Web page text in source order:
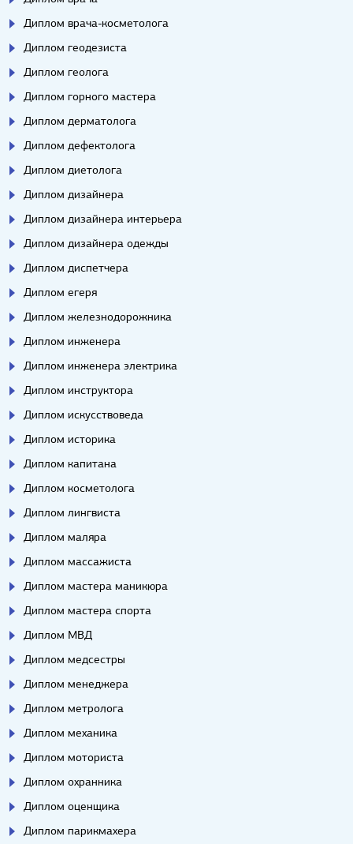
Диплом врача-косметолога
Диплом геодезиста
Диплом геолога
Диплом горного мастера
Диплом дерматолога
Диплом дефектолога
Диплом диетолога
Диплом дизайнера
Диплом дизайнера интерьера
Диплом дизайнера одежды
Диплом диспетчера
Диплом егеря
Диплом железнодорожника
Диплом инженера
Диплом инженера электрика
Диплом инструктора
Диплом искусствоведа
Диплом историка
Диплом капитана
Диплом косметолога
Диплом лингвиста
Диплом маляра
Диплом массажиста
Диплом мастера маникюра
Диплом мастера спорта
Диплом МВД
Диплом медсестры
Диплом менеджера
Диплом метролога
Диплом механика
Диплом моториста
Диплом охранника
Диплом оценщика
Диплом парикмахера